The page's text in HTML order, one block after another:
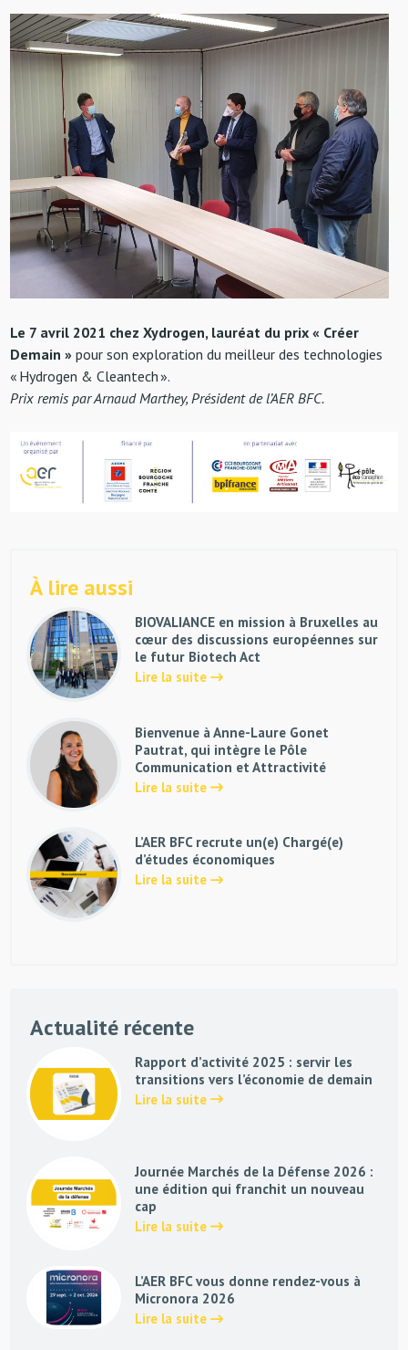
Le 7 avril 2021 chez Xydrogen, lauréat du prix « Créer
Demain »pour son exploration du meilleur des technologies
« Hydrogen & Cleantech ».
Prix remis par Arnaud Marthey, Président de l’AER BFC.
À lire aussi
BIOVALIANCE en mission à Bruxelles au
cœur des discussions européennes sur
le futur Biotech Act
Lire la suite
Bienvenue à Anne-Laure Gonet
Pautrat, qui intègre le Pôle
Communication et Attractivité
Lire la suite
L’AER BFC recrute un(e) Chargé(e)
d’études économiques
Lire la suite
Actualité récente
Rapport d’activité 2025 : servir les
transitions vers l’économie de demain
Lire la suite
Journée Marchés de la Défense 2026 :
une édition qui franchit un nouveau
cap
Lire la suite
L’AER BFC vous donne rendez-vous à
Micronora 2026
Lire la suite